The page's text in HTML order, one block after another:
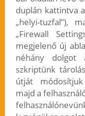
duplán kattintva
„helyi-tuzfal”),
„Firewall
megjelenő új
néhány
szkriptünk
útját módosítjuk
majd a